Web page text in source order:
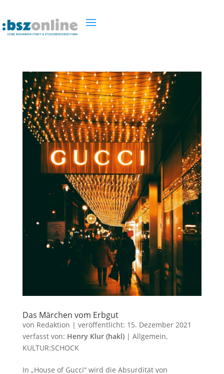
Das Märchen vom Erbgut
von Redaktion | veröffentlicht: 15. Dezember 2021
verfasst von: Henry Klur (hakl)| Allgemein,
KULTUR:SCHOCK
In „House of Gucci“ wird die Absurdität von